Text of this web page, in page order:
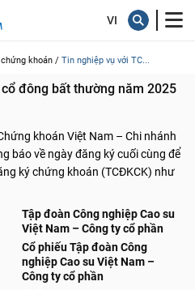
khoán / Tin nghiệp vụ với TC...
đông bất thường năm 2025
khoán Việt Nam – Chi nhánh
báo về ngày đăng ký cuối cùng để
ký chứng khoán (TCĐKCK) như
Tập đoàn Công nghiệp Cao su
Việt Nam – Công ty cổ phần
Cổ phiếu Tập đoàn Công
nghiệp Cao su Việt Nam –
Công ty cổ phần